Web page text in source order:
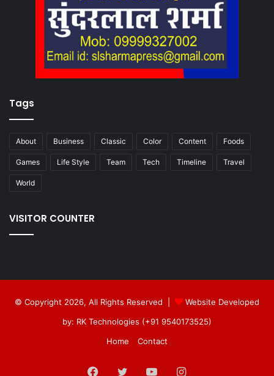
Tags
About Business Classic Color Content Foods
Games Life Style Team Tech Timeline Travel
World
VISITOR COUNTER
© Copyright 2026, All Rights Reserved |
Website Developed
by: RK Technologies (+91 9540173525)
Home
Contact
Facebook
TwitterYouTubeInstagram